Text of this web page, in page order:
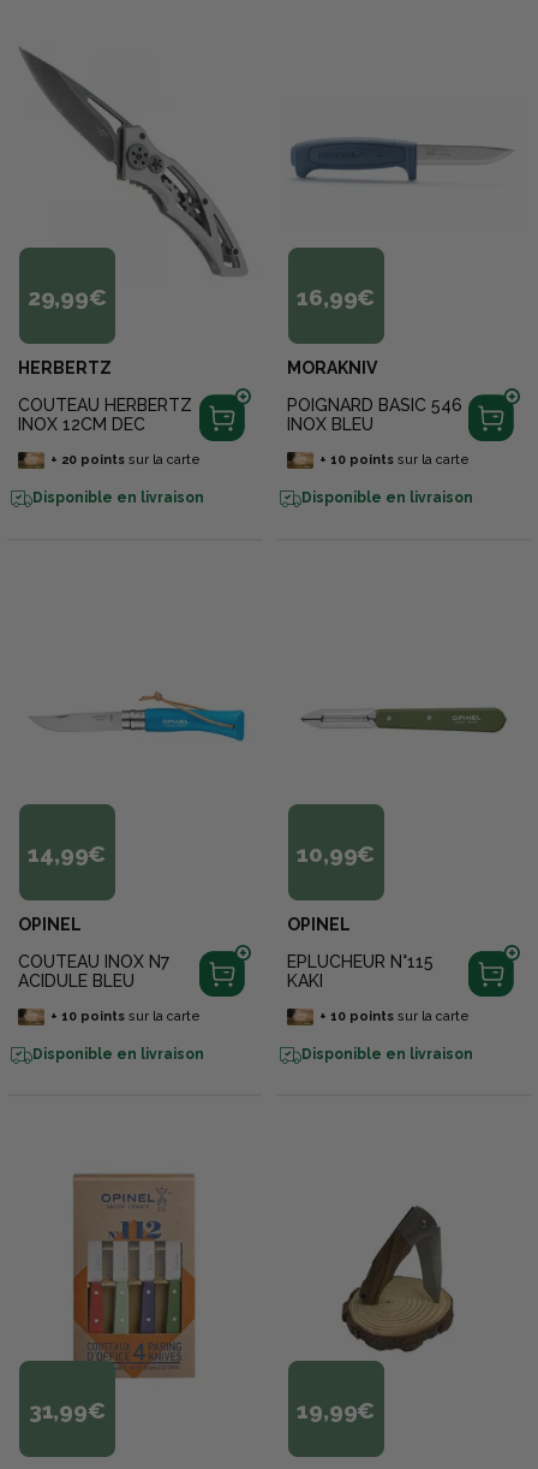
29,99€
HERBERTZ
COUTEAU HERBERTZ
INOX 12CM DEC
+ 20pointssur la carte
Disponible en livraison
16,99€
MORAKNIV
POIGNARD BASIC 546
INOX BLEU
+ 10pointssur la carte
Disponible en livraison
14,99€
OPINEL
COUTEAU INOX N7
ACIDULE BLEU
+ 10pointssur la carte
Disponible en livraison
10,99€
OPINEL
EPLUCHEUR N°115
KAKI
+ 10pointssur la carte
Disponible en livraison
31,99€ 19,99€